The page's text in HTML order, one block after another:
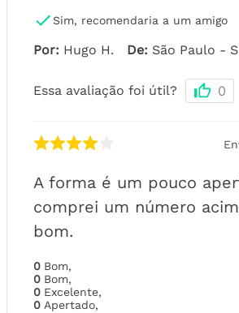
Sim, recomendaria a um amigo
Por: Hugo H. De: São Paulo -
Essa avaliação foi útil? 0
A forma é um pouco
comprei um número
bom.
0 Bom,
0 Bom,
0 Excelente,
0 Apertado,